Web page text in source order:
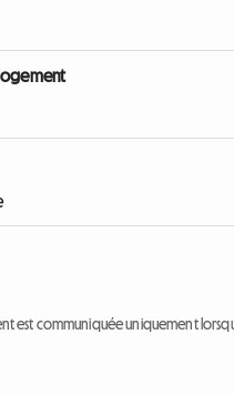
est communiquée uniquement